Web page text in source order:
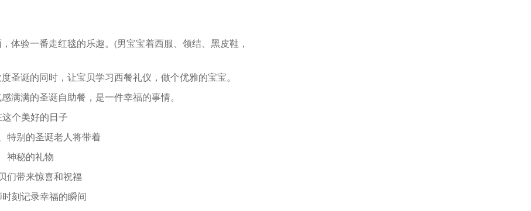
验一番走红毯的乐趣。(男宝宝着西服、领结、黑皮鞋，
诞的同时，让宝贝学习西餐礼仪，做个优雅的宝宝。
满的圣诞自助餐，是一件幸福的事情。
美好的日子
别的圣诞老人将带着
秘的礼物
带来惊喜和祝福
记录幸福的瞬间